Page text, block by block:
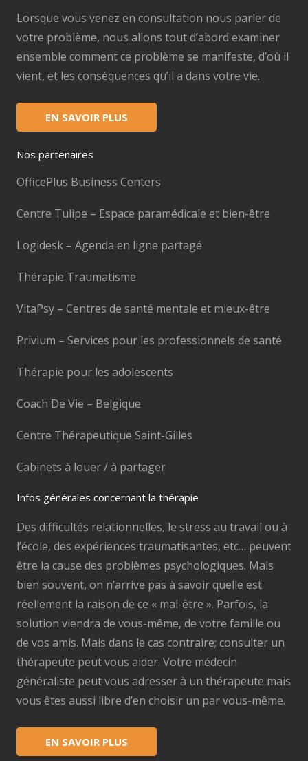
Lorsque vous venez en consultation nous parler de
votre problème, nous allons tout d’abord examiner
ensemble comment ce problème se manifeste, d’où il
vient, et les conséquences qu’il a dans votre vie.
EN SAVOIR PLUS
Nos partenaires
OfficePlus Business Centers
Centre Tulipe – Espace paramédicale et bien-être
Logidesk – Agenda en ligne partagé
Thérapie Traumatisme
VitaPsy – Centres de santé mentale et mieux-être
Privium – Services pour les professionnels de santé
Thérapie pour les adolescents
Coach De Vie – Belgique
Centre Thérapeutique Saint-Gilles
Cabinets à louer / à partager
Infos générales concernant la thérapie
Des difficultés relationnelles, le stress au travail ou à
l’école, des expériences traumatisantes, etc… peuvent
être la cause des problèmes psychologiques. Mais
bien souvent, on n’arrive pas à savoir quelle est
réellement la raison de ce « mal-être ». Parfois, la
solution viendra de vous-même, de votre famille ou
de vos amis. Mais dans le cas contraire; consulter un
thérapeute peut vous aider. Votre médecin
généraliste peut vous adresser à un thérapeute mais
vous êtes aussi libre d’en choisir un par vous-même.
EN SAVOIR PLUS